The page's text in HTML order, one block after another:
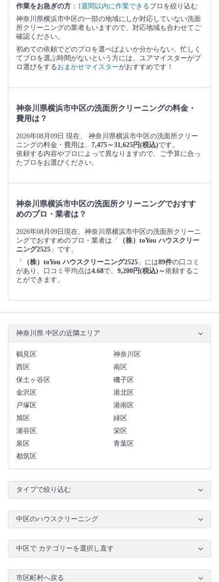
作業をお急ぎの方 ： 1週間以内に作業できるプロを絞り込む
神奈川県横浜市中区の一部の地域にしか対応していない洗面
所クリーニングの業者もいますので、対応地域も合わせてご
確認ください。
初めての依頼でどのプロを選べばよいか分からない、忙しく
てプロを選ぶ時間がないという方には、ユアマイスターがプ
ロ選びをする おまかせマイスターがおすすめです！
神奈川県横浜市中区の洗面所クリーニングの料金・
費用は？
2026年08月09日 現在、 神奈川県横浜市中区の洗面所クリー
ニングの料金・費用は、 7,475～31,625円(税込)です。
依頼する内容やプロによって異なりますので、ご予算に合っ
たプロをお選びください。
神奈川県横浜市中区の洗面所クリーニングでおすす
めのプロ・業者は？
2026年08月09日現在、神奈川県横浜市中区の洗面所クリーニ
ングでおすすめのプロ・業者は「
（株）toYou ハウスクリー
ニング2525 」です。
「
（株）toYou ハウスクリーニング2525 」には89件の口コミ
があり、口コミ平均点は4.68で、 9,200円(税込)～依頼するこ
とができます。
神奈川県 中区の近隣エリア
鶴見区
神奈川区
西区
南区
保土ヶ谷区
磯子区
金沢区
港北区
戸塚区
港南区
旭区
緑区
瀬谷区
栄区
泉区
青葉区
都筑区
タイプで絞り込む
中区のハウスクリーニング
中区で カテゴリーを選択し直す
市区町村へ戻る